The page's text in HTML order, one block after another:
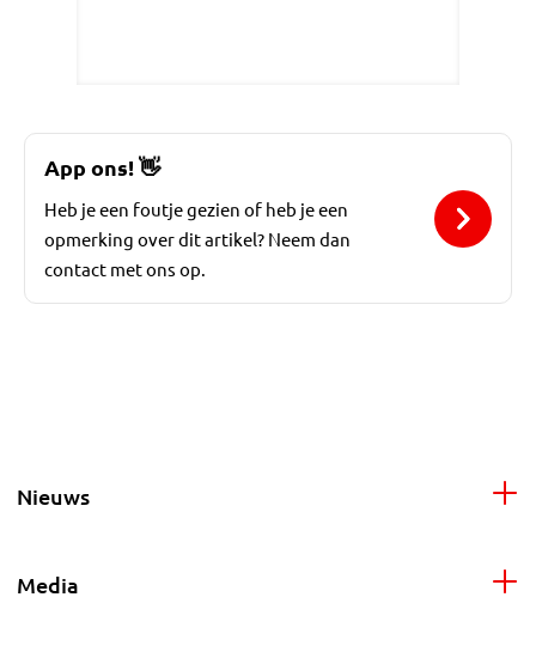
App ons!👋
Heb je een foutje gezien of heb je een
opmerking over dit artikel? Neem dan
contact met ons op.
Nieuws
Media